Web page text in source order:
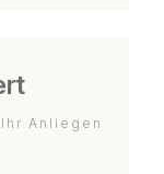
Anliegen